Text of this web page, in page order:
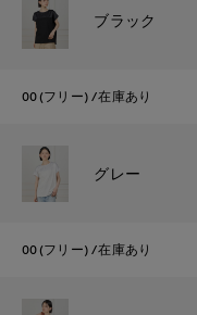
ブラック
00(フリー) 在庫あり
グレー
00(フリー) 在庫あり